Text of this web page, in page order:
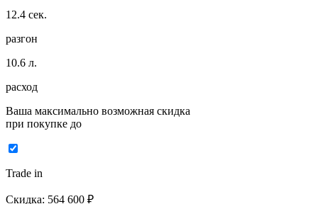
12.4 сек.
разгон
10.6 л.
расход
Ваша максимально возможная скидка
при покупке до
Trade in
Скидка: 564 600 ₽